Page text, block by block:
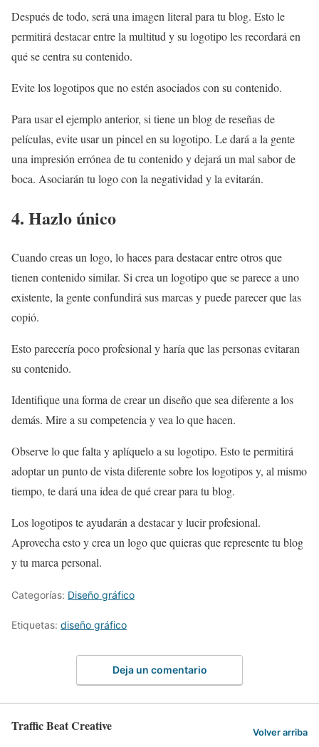
Después de todo, será una imagen literal para tu blog. Esto le
permitirá destacar entre la multitud y su logotipo les recordará en
qué se centra su contenido.
Evite los logotipos que no estén asociados con su contenido.
Para usar el ejemplo anterior, si tiene un blog de reseñas de
películas, evite usar un pincel en su logotipo. Le dará a la gente
una impresión errónea de tu contenido y dejará un mal sabor de
boca. Asociarán tu logo con la negatividad y la evitarán.
4. Hazlo único
Cuando creas un logo, lo haces para destacar entre otros que
tienen contenido similar. Si crea un logotipo que se parece a uno
existente, la gente confundirá sus marcas y puede parecer que las
copió.
Esto parecería poco profesional y haría que las personas evitaran
su contenido.
Identifique una forma de crear un diseño que sea diferente a los
demás. Mire a su competencia y vea lo que hacen.
Observe lo que falta y aplíquelo a su logotipo. Esto te permitirá
adoptar un punto de vista diferente sobre los logotipos y, al mismo
tiempo, te dará una idea de qué crear para tu blog.
Los logotipos te ayudarán a destacar y lucir profesional.
Aprovecha esto y crea un logo que quieras que represente tu blog
y tu marca personal.
Categorías: Diseño gráfico
Etiquetas: diseño gráfico
Deja un comentario
Traffic Beat Creative Volver arriba